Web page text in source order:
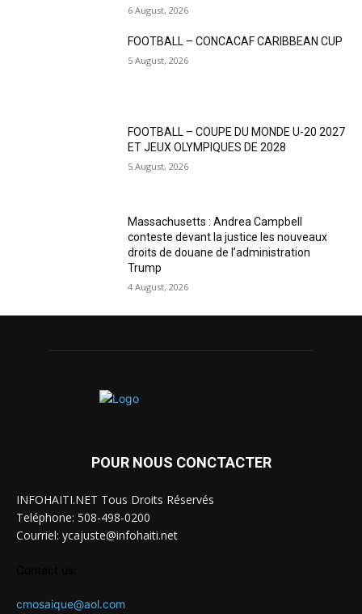
6 August, 2026
FOOTBALL – CONCACAF CARIBBEAN CUP
5 August, 2026
FOOTBALL – COUPE DU MONDE U-20 2027
ET JEUX OLYMPIQUES DE 2028
5 August, 2026
Massachusetts : Andrea Campbell
conteste devant la justice les nouveaux
droits de douane de l’administration
Trump
4 August, 2026
POUR NOUS CONCTACTER
INFOHAITI.NET Tous Droits Réservés
Teléphone: 508-498-0200
Courriel: ycajuste@infohaiti.net
cmosaique@aol.com